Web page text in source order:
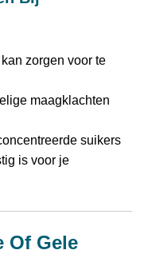
zorgen voor te
maagklachten
suikers
is voor je
Of Gele